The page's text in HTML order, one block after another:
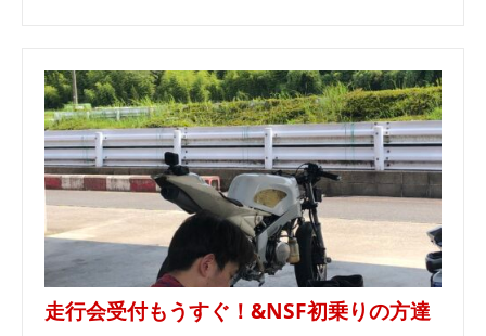
走行会受付もうすぐ！&NSF初乗りの方達